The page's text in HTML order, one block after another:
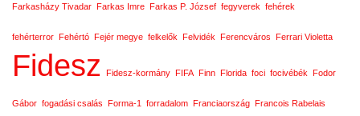
Farkasházy Tivadar Farkas Imre Farkas P. József fegyverek fehérek
fehérterror Fehértó Fejér megye felkelők Felvidék Ferencváros Ferrari Violetta
Fidesz Fidesz-kormány FIFA Finn Florida foci focivébék Fodor
Gábor fogadási csalás Forma-1 forradalom Franciaország Francois Rabelais